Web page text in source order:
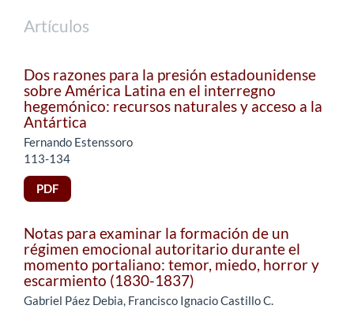
Artículos
Dos razones para la presión estadounidense
sobre América Latina en el interregno
hegemónico: recursos naturales y acceso a la
Antártica
Fernando Estenssoro
113-134
PDF
Notas para examinar la formación de un
régimen emocional autoritario durante el
momento portaliano: temor, miedo, horror y
escarmiento (1830-1837)
Gabriel Páez Debia, Francisco Ignacio Castillo C.